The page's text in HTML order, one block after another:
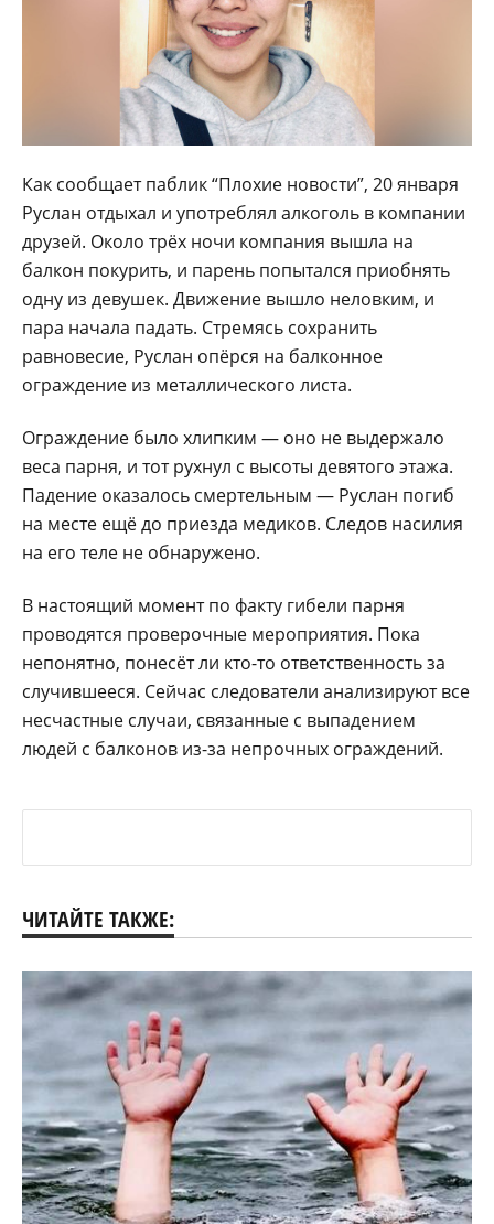
Как сообщает паблик “Плохие новости”, 20 января
Руслан отдыхал и употреблял алкоголь в компании
друзей. Около трёх ночи компания вышла на
балкон покурить, и парень попытался приобнять
одну из девушек. Движение вышло неловким, и
пара начала падать. Стремясь сохранить
равновесие, Руслан опёрся на балконное
ограждение из металлического листа.
Ограждение было хлипким — оно не выдержало
веса парня, и тот рухнул с высоты девятого этажа.
Падение оказалось смертельным — Руслан погиб
на месте ещё до приезда медиков. Следов насилия
на его теле не обнаружено.
В настоящий момент по факту гибели парня
проводятся проверочные мероприятия. Пока
непонятно, понесёт ли кто-то ответственность за
случившееся. Сейчас следователи анализируют все
несчастные случаи, связанные с выпадением
людей с балконов из-за непрочных ограждений.
ЧИТАЙТЕ ТАКЖЕ: